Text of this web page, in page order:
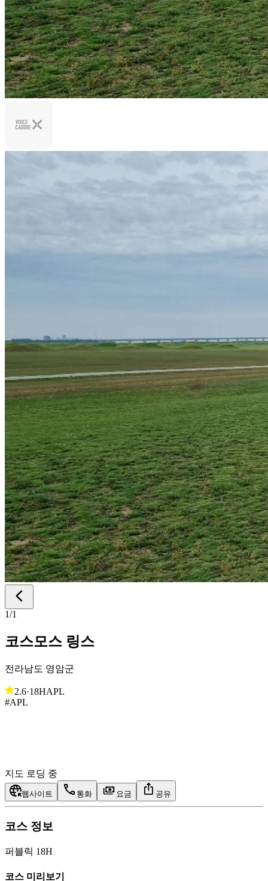
1/1
코스모스 링스
전라남도 영암군
2.6·18HAPL
#APL
지도 로딩 중
웹사이트 통화 요금 공유
코스 정보
퍼블릭 18H
코스 미리보기